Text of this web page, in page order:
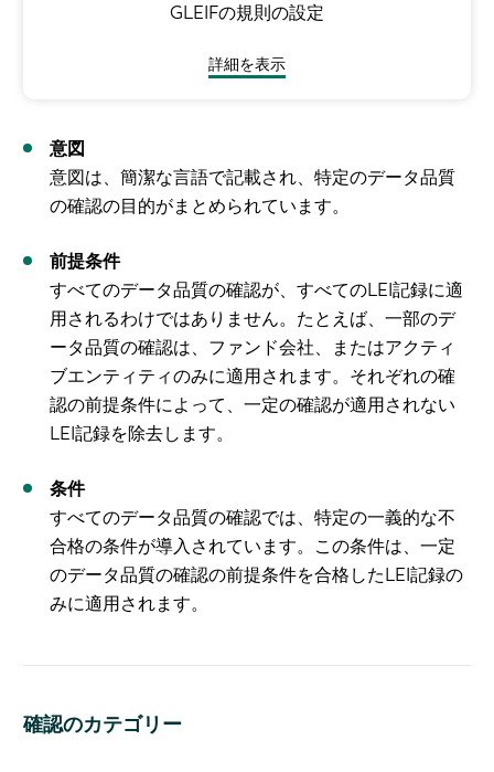
GLEIFの規則の設定
詳細を表示
意図
意図は、簡潔な言語で記載され、特定のデータ品質
の確認の目的がまとめられています。
前提条件
すべてのデータ品質の確認が、すべてのLEI記録に適
用されるわけではありません。たとえば、一部のデ
ータ品質の確認は、ファンド会社、またはアクティ
ブエンティティのみに適用されます。それぞれの確
認の前提条件によって、一定の確認が適用されない
LEI記録を除去します。
条件
すべてのデータ品質の確認では、特定の一義的な不
合格の条件が導入されています。この条件は、一定
のデータ品質の確認の前提条件を合格したLEI記録の
みに適用されます。
確認のカテゴリー